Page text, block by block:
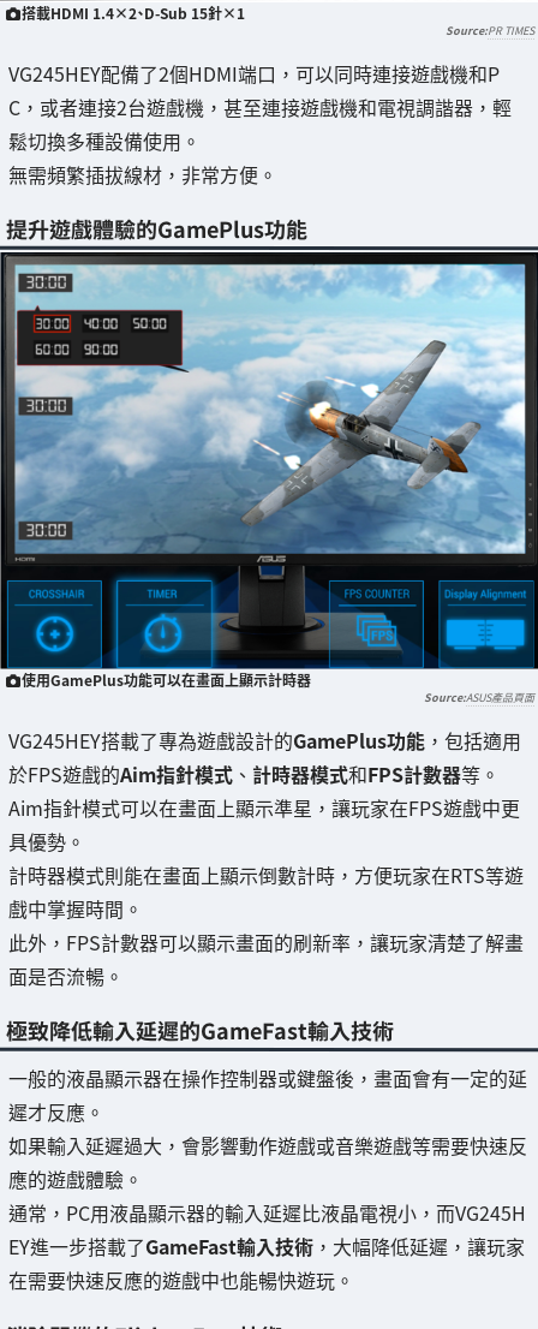
搭載HDMI 1.4×2、D-Sub 15針×1
PR TIMES
VG245HEY配備了2個HDMI端口，可以同時連接遊戲機和P
C，或者連接2台遊戲機，甚至連接遊戲機和電視調諧器，輕
鬆切換多種設備使用。
無需頻繁插拔線材，非常方便。
提升遊戲體驗的GamePlus功能
使用GamePlus功能可以在畫面上顯示計時器
ASUS產品頁面
VG245HEY搭載了專為遊戲設計的GamePlus功能 ，包括適用
於FPS遊戲的Aim指針模式 、 計時器模式和FPS計數器等。
Aim指針模式可以在畫面上顯示準星，讓玩家在FPS遊戲中更
具優勢。
計時器模式則能在畫面上顯示倒數計時，方便玩家在RTS等遊
戲中掌握時間。
此外，FPS計數器可以顯示畫面的刷新率，讓玩家清楚了解畫
面是否流暢。
極致降低輸入延遲的GameFast輸入技術
一般的液晶顯示器在操作控制器或鍵盤後，畫面會有一定的延
遲才反應。
如果輸入延遲過大，會影響動作遊戲或音樂遊戲等需要快速反
應的遊戲體驗。
通常，PC用液晶顯示器的輸入延遲比液晶電視小，而VG245H
EY進一步搭載了GameFast輸入技術 ，大幅降低延遲，讓玩家
在需要快速反應的遊戲中也能暢快遊玩。